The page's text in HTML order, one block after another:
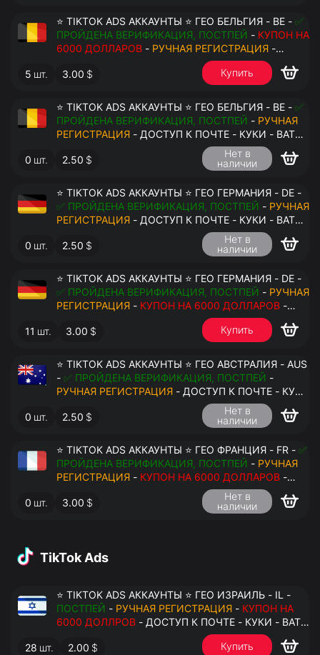
⭐ TIKTOK ADS АККАУНТЫ ⭐ ГЕО БЕЛЬГИЯ - BE - ✅
ПРОЙДЕНА ВЕРИФИКАЦИЯ, ПОСТПЕЙ - КУПОН НА
6000 ДОЛЛАРОВ - РУЧНАЯ РЕГИСТРАЦИЯ -
ДОСТУП К ПОЧТЕ - КУКИ - ВАТ ЗАПОЛНЕН -
ПЕРЕДАЧА В АНТИДЕТЕКТ
5 шт. 3.00 $ Купить
⭐ TIKTOK ADS АККАУНТЫ ⭐ ГЕО БЕЛЬГИЯ - BE - ✅
ПРОЙДЕНА ВЕРИФИКАЦИЯ, ПОСТПЕЙ - РУЧНАЯ
РЕГИСТРАЦИЯ - ДОСТУП К ПОЧТЕ - КУКИ - ВАТ
ЗАПОЛНЕН - ПЕРЕДАЧА В АНТИДЕТЕКТ
0 шт. 2.50 $
Нет в
наличии
⭐ TIKTOK ADS АККАУНТЫ ⭐ ГЕО ГЕРМАНИЯ - DE -
✅ ПРОЙДЕНА ВЕРИФИКАЦИЯ, ПОСТПЕЙ - РУЧНАЯ
РЕГИСТРАЦИЯ - ДОСТУП К ПОЧТЕ - КУКИ - ВАТ
ЗАПОЛНЕН - ПЕРЕДАЧА В АНТИДЕТЕКТ
0 шт. 2.50 $
Нет в
наличии
⭐ TIKTOK ADS АККАУНТЫ ⭐ ГЕО ГЕРМАНИЯ - DE -
✅ ПРОЙДЕНА ВЕРИФИКАЦИЯ, ПОСТПЕЙ - РУЧНАЯ
РЕГИСТРАЦИЯ - КУПОН НА 6000 ДОЛЛАРОВ -
ДОСТУП К ПОЧТЕ - КУКИ - ВАТ ЗАПОЛНЕН -
ПЕРЕДАЧА В АНТИДЕТЕКТ
11 шт. 3.00 $ Купить
⭐ TIKTOK ADS АККАУНТЫ ⭐ ГЕО АВСТРАЛИЯ - AUS
- ✅ ПРОЙДЕНА ВЕРИФИКАЦИЯ, ПОСТПЕЙ -
РУЧНАЯ РЕГИСТРАЦИЯ - ДОСТУП К ПОЧТЕ - КУКИ
- ВАТ ЗАПОЛНЕН - ПЕРЕДАЧА В АНТИДЕТЕКТ
0 шт. 2.50 $
Нет в
наличии
⭐ TIKTOK ADS АККАУНТЫ ⭐ ГЕО ФРАНЦИЯ - FR - ✅
ПРОЙДЕНА ВЕРИФИКАЦИЯ, ПОСТПЕЙ - РУЧНАЯ
РЕГИСТРАЦИЯ - КУПОН НА 6000 ДОЛЛАРОВ -
ДОСТУП К ПОЧТЕ - КУКИ - ВАТ ЗАПОЛНЕН -
ПЕРЕДАЧА В АНТИДЕТЕКТ
0 шт. 3.00 $
Нет в
наличии
TikTok Ads
⭐ TIKTOK ADS АККАУНТЫ ⭐ ГЕО ИЗРАИЛЬ - IL -
ПОСТПЕЙ - РУЧНАЯ РЕГИСТРАЦИЯ - КУПОН НА
6000 ДОЛЛРОВ
ЗАПОЛНЕН - ПЕРЕДАЧА В АНТИДЕТЕКТ
28 шт. 2.00 $ Купить
$